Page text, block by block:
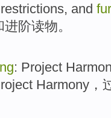
restrictions, and
进阶读物。
: Project
Harmony ，